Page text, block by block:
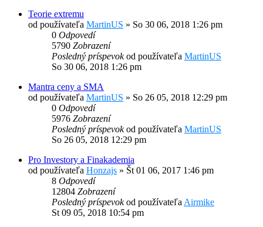
Teorie extremu
od používateľa MartinUS » So 30 06, 2018 1:26 pm
0 Odpovedí
5790 Zobrazení
Posledný príspevokod používateľa MartinUS
So 30 06, 2018 1:26 pm
Mantra ceny a SMA
od používateľa MartinUS » So 26 05, 2018 12:29 pm
0 Odpovedí
5976 Zobrazení
Posledný príspevokod používateľa MartinUS
So 26 05, 2018 12:29 pm
Pro Investory a Finakademia
od používateľa Honzajs » Št 01 06, 2017 1:46 pm
8 Odpovedí
12804 Zobrazení
Posledný príspevokod používateľaAirmike
St 09 05, 2018 10:54 pm